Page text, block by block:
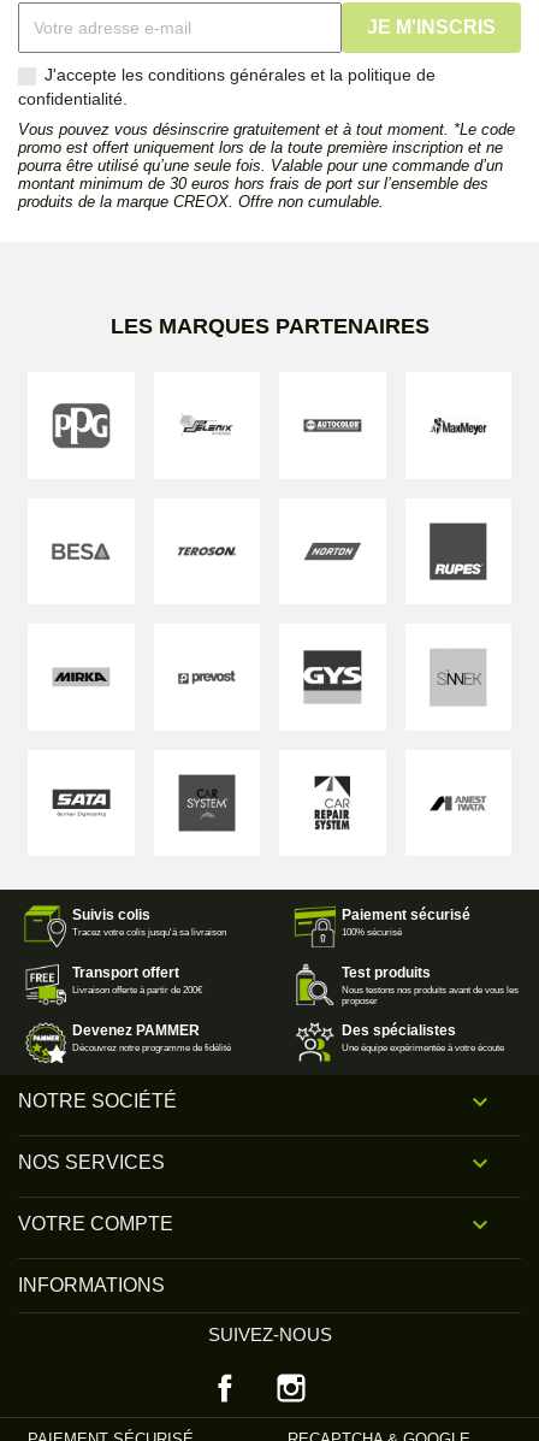
J'accepte les conditions générales et la politique de
confidentialité.
Vous pouvez vous désinscrire gratuitement et à tout moment. *Le code
promo est offert uniquement lors de la toute première inscription et ne
pourra être utilisé qu’une seule fois. Valable pour une commande d’un
montant minimum de 30 euros hors frais de port sur l’ensemble des
produits de la marque CREOX. Offre non cumulable.
LES MARQUES PARTENAIRES
Suivis colis
Tracez votre colis jusqu'à sa livraison
Paiement sécurisé
100% sécurisé
Transport offert
Livraison offerte à partir de 200€
Test produits
Nous testons nos produits avant de vous les
proposer
Devenez PAMMER
Découvrez notre programme de fidélité
Des spécialistes
Une équipe expérimentée à votre écoute
NOTRE SOCIÉTÉ 
NOS SERVICES 
VOTRE COMPTE 
INFORMATIONS
SUIVEZ-NOUS
Facebook